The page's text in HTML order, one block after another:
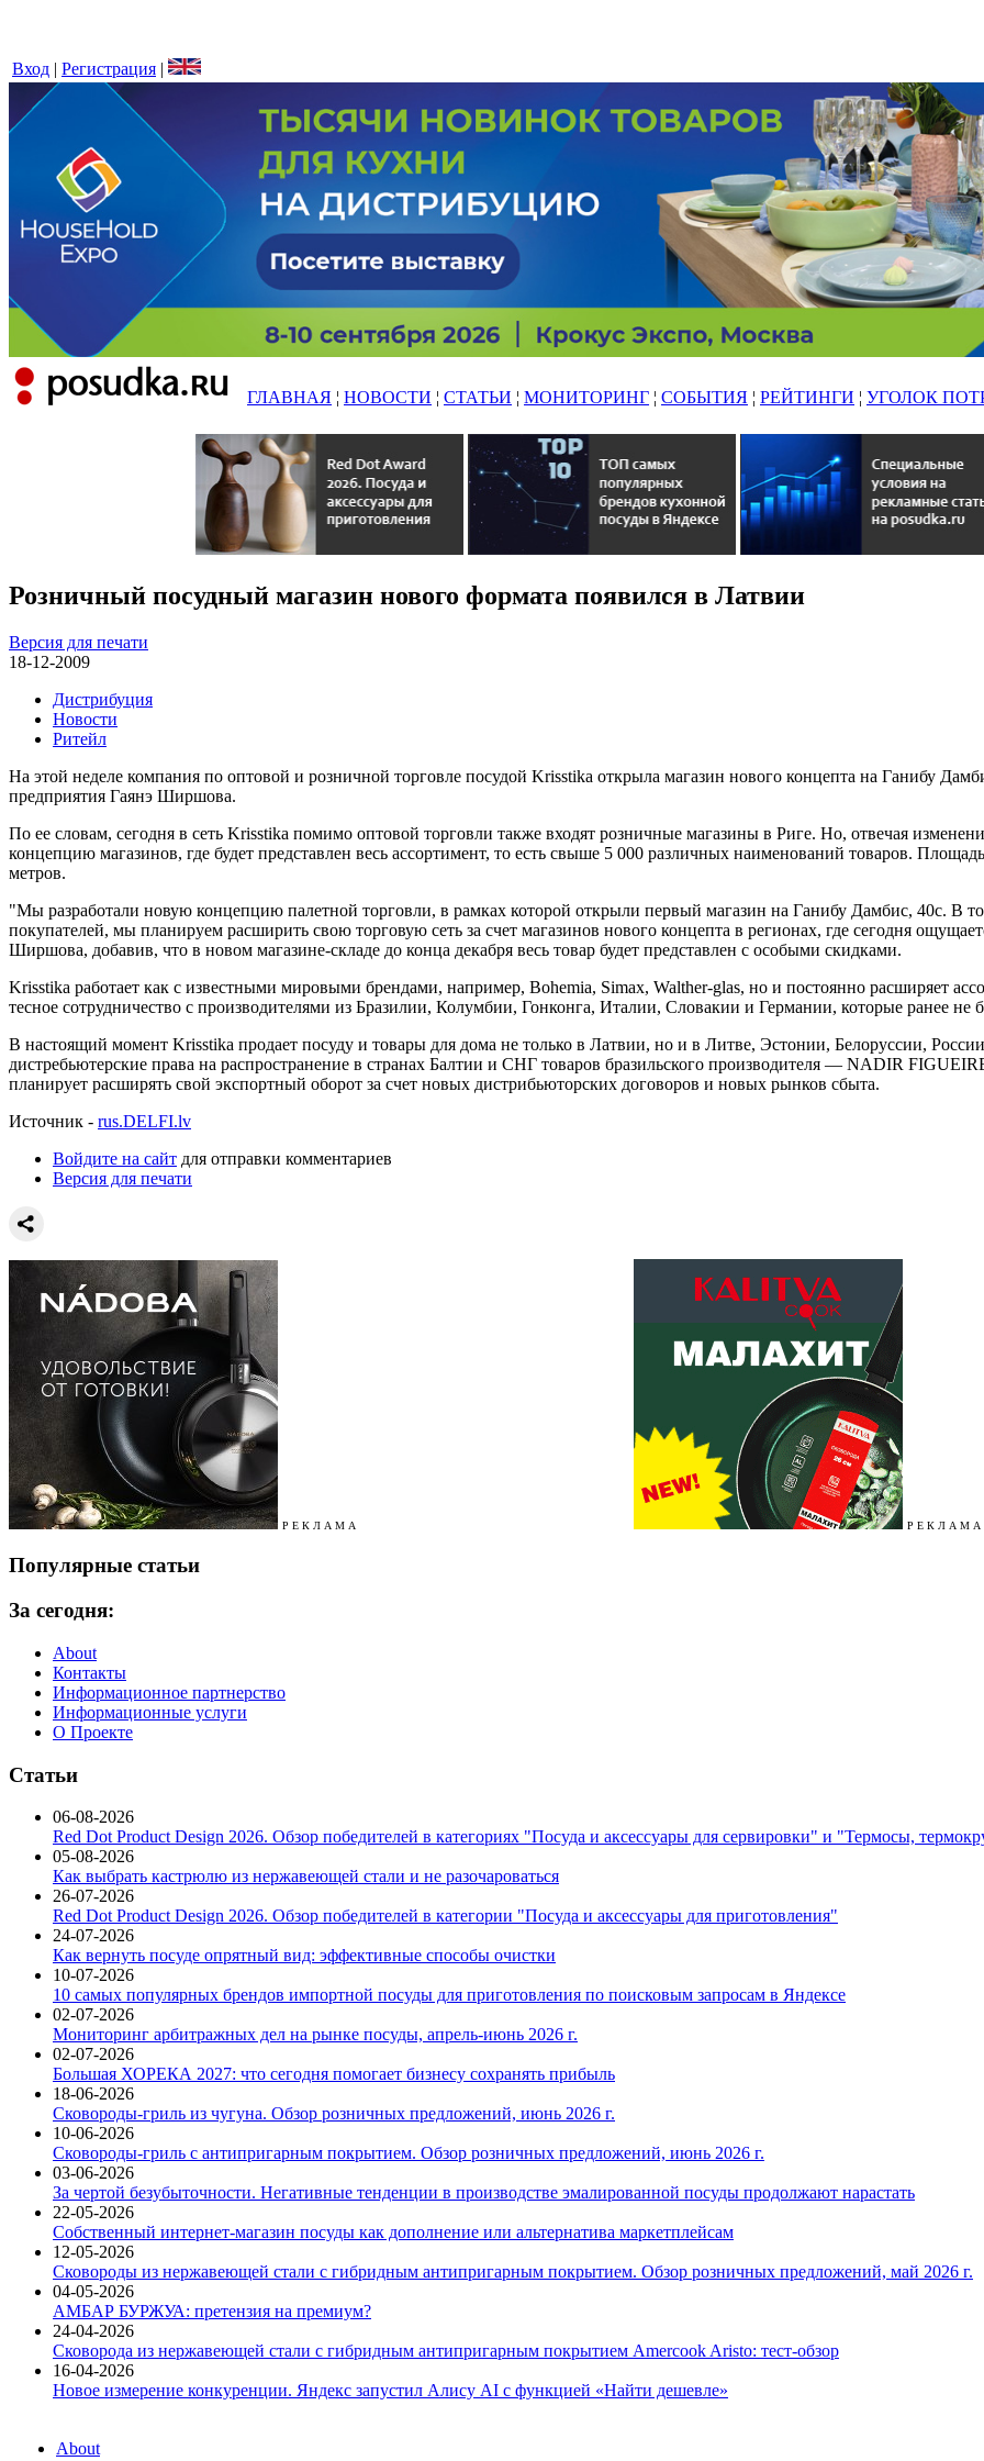
Вход | Регистрация |
ГЛАВНАЯ ¦ НОВОСТИ ¦ СТАТЬИ ¦ МОНИТОРИНГ ¦ СОБЫТИЯ ¦ РЕЙТИНГИ ¦ УГОЛОК
Розничный посудный магазин нового формата появился в Латвии
Версия для печати
18-12-2009
Дистрибуция
Новости
Ритейл
На этой неделе компания по оптовой и розничной торговле посудой Krisstika открыла магазин нового концепта на Ганибу
предприятия Гаянэ Ширшова.
По ее словам, сегодня в сеть Krisstika помимо оптовой торговли также входят розничные магазины в Риге. Но, отвечая
концепцию магазинов, где будет представлен весь ассортимент, то есть свыше 5 000 различных наименований товаров.
метров.
"Мы разработали новую концепцию палетной торговли, в рамках которой открыли первый магазин на Ганибу Дамбис, 40с. В
покупателей, мы планируем расширить свою торговую сеть за счет магазинов нового концепта в регионах, где сегодня
Ширшова, добавив, что в новом магазине-складе до конца декабря весь товар будет представлен с особыми скидками.
Krisstika работает как с известными мировыми брендами, например, Bohemia, Simax, Walther-glas, но и постоянно расширяет
тесное сотрудничество с производителями из Бразилии, Колумбии, Гонконга, Италии, Словакии и Германии, которые ранее
В настоящий момент Krisstika продает посуду и товары для дома не только в Латвии, но и в Литве, Эстонии, Белоруссии,
дистребьютерские права на распространение в странах Балтии и СНГ товаров бразильского производителя — NADIR
планирует расширять свой экспортный оборот за счет новых дистрибьюторских договоров и новых рынков сбыта.
Источник - rus.DELFI.lv
Войдите на сайт для отправки комментариев
Версия для печати
Р Е К Л А М А Р Е К Л А М А
Популярные статьи
За сегодня:
About
Контакты
Информационное партнерство
Информационные услуги
О Проекте
Статьи
06-08-2026
Red Dot Product Design 2026. Обзор победителей в категориях "Посуда и аксессуары для сервировки" и "Термосы,
05-08-2026
Как выбрать кастрюлю из нержавеющей стали и не разочароваться
26-07-2026
Red Dot Product Design 2026. Обзор победителей в категории "Посуда и аксессуары для приготовления"
24-07-2026
Как вернуть посуде опрятный вид: эффективные способы очистки
10-07-2026
10 самых популярных брендов импортной посуды для приготовления по поисковым запросам в Яндексе
02-07-2026
Мониторинг арбитражных дел на рынке посуды, апрель-июнь 2026 г.
02-07-2026
Большая ХОРЕКА 2027: что сегодня помогает бизнесу сохранять прибыль
18-06-2026
Сковороды-гриль из чугуна. Обзор розничных предложений, июнь 2026 г.
10-06-2026
Сковороды-гриль с антипригарным покрытием. Обзор розничных предложений, июнь 2026 г.
03-06-2026
За чертой безубыточности. Негативные тенденции в производстве эмалированной посуды продолжают нарастать
22-05-2026
Собственный интернет-магазин посуды как дополнение или альтернатива маркетплейсам
12-05-2026
Сковороды из нержавеющей стали с гибридным антипригарным покрытием. Обзор розничных предложений, май 2026 г.
04-05-2026
АМБАР БУРЖУА: претензия на премиум?
24-04-2026
Сковорода из нержавеющей стали с гибридным антипригарным покрытием Amercook Aristo: тест-обзор
16-04-2026
Новое измерение конкуренции. Яндекс запустил Алису AI с функцией «Найти дешевле»
About